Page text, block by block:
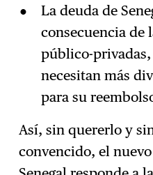
La deuda de
consecuencia de
público-privadas,
necesitan más
para su
Así, sin quererlo y
convencido, el